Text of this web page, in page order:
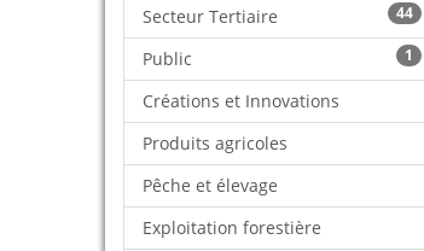
44
Secteur Tertiaire
1
Public
Créations et Innovations
Produits agricoles
Pêche et élevage
Exploitation forestière